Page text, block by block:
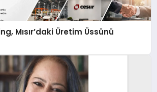
Mısır’daki Üretim Üssünü